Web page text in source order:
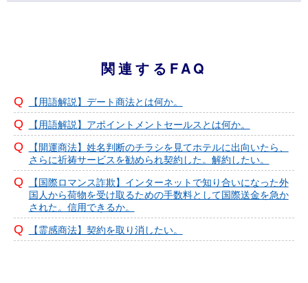
関連するFAQ
【用語解説】デート商法とは何か。
【用語解説】アポイントメントセールスとは何か。
【開運商法】姓名判断のチラシを見てホテルに出向いたら、
さらに祈祷サービスを勧められ契約した。解約したい。
【国際ロマンス詐欺】インターネットで知り合いになった外
国人から荷物を受け取るための手数料として国際送金を急か
された。信用できるか。
【霊感商法】契約を取り消したい。